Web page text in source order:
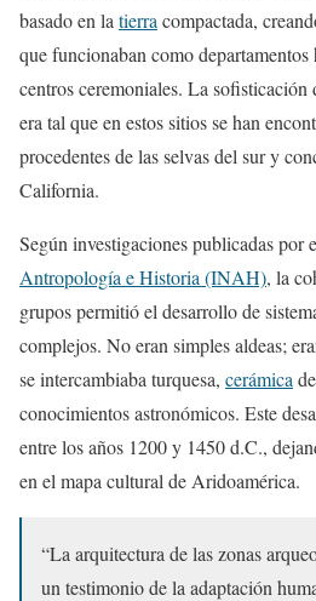
basado en la tierra compactada,
que funcionaban como
centros ceremoniales. La sofisticación
era tal que en estos sitios se han
procedentes de las selvas del sur y
California.
Según investigaciones publicadas por
Antropología e Historia (INAH), la
grupos permitió el desarrollo de
complejos. No eran simples aldeas;
se intercambiaba turquesa, cerámica
conocimientos astronómicos. Este
entre los años 1200 y 1450 d.C.,
en el mapa cultural de Aridoamérica.
“La arquitectura de las zonas
un testimonio de la adaptación